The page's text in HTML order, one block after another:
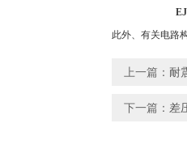
此外、有关电路
上一篇： 耐
下一篇： 差